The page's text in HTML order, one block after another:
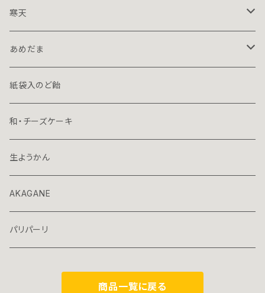
１５０ｇハーフ
７０ｇミニ
プレミアム
寒天
１５０ｇハーフ
７０ｇミニ
あめだま
１３０ｇ立袋
７０ｇ容器入
70ｇ箱入
紙袋入のど飴
和・チーズケーキ
生ようかん
AKAGANE
パリパーリ
商品一覧に戻る